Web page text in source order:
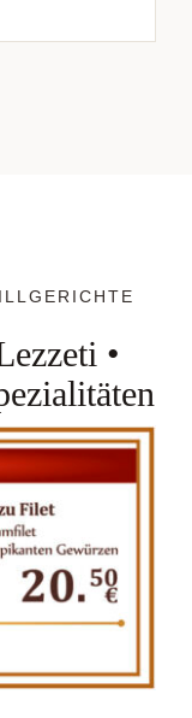
•